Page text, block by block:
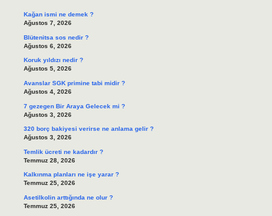
Kağan ismi ne demek ?
Ağustos 7, 2026
Blütenitsa sos nedir ?
Ağustos 6, 2026
Koruk yıldızı nedir ?
Ağustos 5, 2026
Avanslar SGK primine tabi midir ?
Ağustos 4, 2026
7 gezegen Bir Araya Gelecek mi ?
Ağustos 3, 2026
320 borç bakiyesi verirse ne anlama gelir ?
Ağustos 3, 2026
Temlik ücreti ne kadardır ?
Temmuz 28, 2026
Kalkınma planları ne işe yarar ?
Temmuz 25, 2026
Asetilkolin arttığında ne olur ?
Temmuz 25, 2026